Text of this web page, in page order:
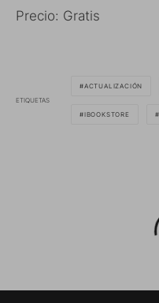
Precio: Gratis
ETIQUETAS
ACTUALIZACIÓN
IBOOKSTORE